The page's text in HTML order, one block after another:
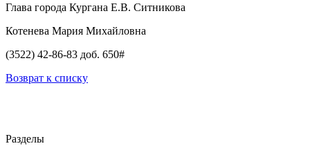
Глава города Кургана Е.В. Ситникова
Котенева Мария Михайловна
(3522) 42-86-83 доб. 650#
Возврат к списку
Разделы